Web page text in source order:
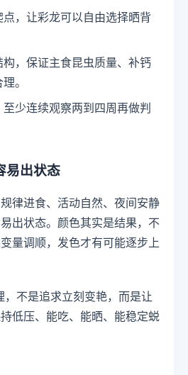
，让彩龙可以自由选择晒背
构，保证主食昆虫质量、补钙
。
少连续观察两到四周再做判
易出状态
律进食、活动自然、夜间安静
出状态。颜色其实是结果，不
量调顺，发色才有可能逐步上
，不是追求立刻变艳，而是让
低压、能吃、能晒、能稳定蜕